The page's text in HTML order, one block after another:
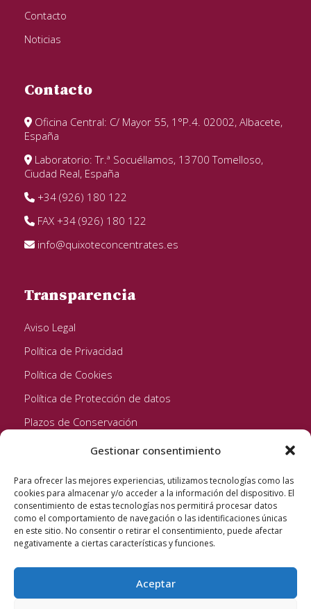
Gestionar consentimiento
Para ofrecer las mejores experiencias, utilizamos tecnologías como las
cookies para almacenar y/o acceder a la información del dispositivo. El
consentimiento de estas tecnologías nos permitirá procesar datos
como el comportamiento de navegación o las identificaciones únicas
en este sitio. No consentir o retirar el consentimiento, puede afectar
negativamente a ciertas características y funciones.
Aceptar
Contacto
Noticias
Contacto
Oficina Central: C/ Mayor 55, 1°P.4. 02002, Albacete,
España
Laboratorio: Tr.ª Socuéllamos, 13700 Tomelloso,
Ciudad Real, España
+34 (926) 180 122
FAX +34 (926) 180 122
info@quixoteconcentrates.es
Transparencia
Aviso Legal
Política de Privacidad
Política de Cookies
Política de Protección de datos
Plazos de Conservación
Seguinos!
Quixote Concentrates S.L. 2022 © Reservados todos los
derechos